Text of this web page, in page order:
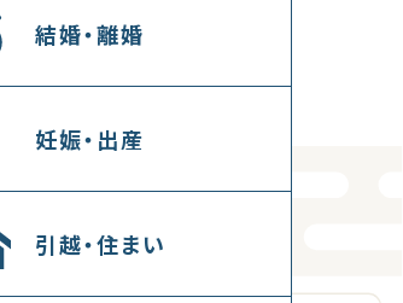
結婚・離婚
妊娠・出産
引越・住まい